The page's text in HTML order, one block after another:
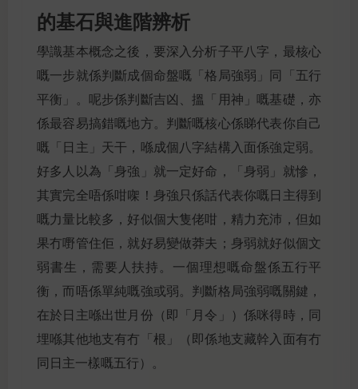
的基石與進階辨析
學識基本概念之後，要深入分析子平八字，最核心
嘅一步就係判斷成個命盤嘅「格局強弱」同「五行
平衡」。呢步係判斷吉凶、搵「用神」嘅基礎，亦
係最容易搞錯嘅地方。判斷嘅核心係睇代表你自己
嘅「日主」天干，喺成個八字結構入面係強定弱。
好多人以為「身強」就一定好命，「身弱」就慘，
其實完全唔係咁㗎！身強只係話代表你嘅日主得到
嘅力量比較多，好似個大隻佬咁，精力充沛，但如
果冇嘢管住佢，就好易變做莽夫；身弱就好似個文
弱書生，需要人扶持。一個理想嘅命盤係五行平
衡，而唔係單純嘅強或弱。判斷格局強弱嘅關鍵，
在於日主喺出世月份（即「月令」）係咪得時，同
埋喺其他地支有冇「根」（即係地支藏幹入面有冇
同日主一樣嘅五行）。